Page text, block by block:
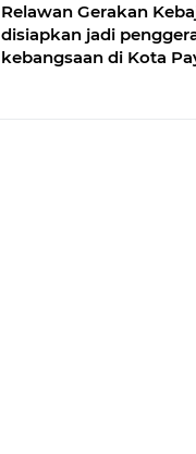
Relawan Gerakan
disiapkan jadi
kebangsaan di Kota